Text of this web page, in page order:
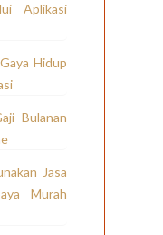
Aplikasi
Hidup
Bulanan
Jasa
Murah